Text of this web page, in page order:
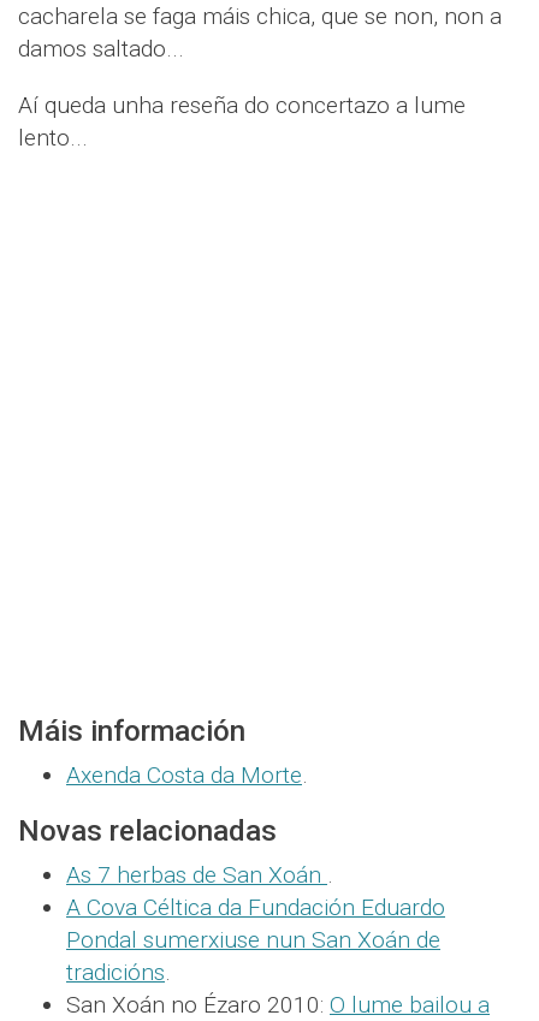
cacharela se faga máis chica, que se non, non a
damos saltado...
Aí queda unha reseña do concertazo a lume
lento...
Máis información
Axenda Costa da Morte.
Novas relacionadas
As 7 herbas de San Xoán .
A Cova Céltica da Fundación Eduardo
Pondal sumerxiuse nun San Xoán de
tradicións.
San Xoán no Ézaro 2010: O lume bailou a